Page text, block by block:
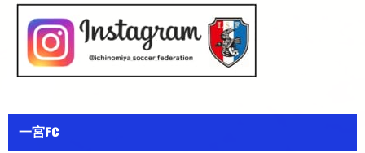
一宮FC